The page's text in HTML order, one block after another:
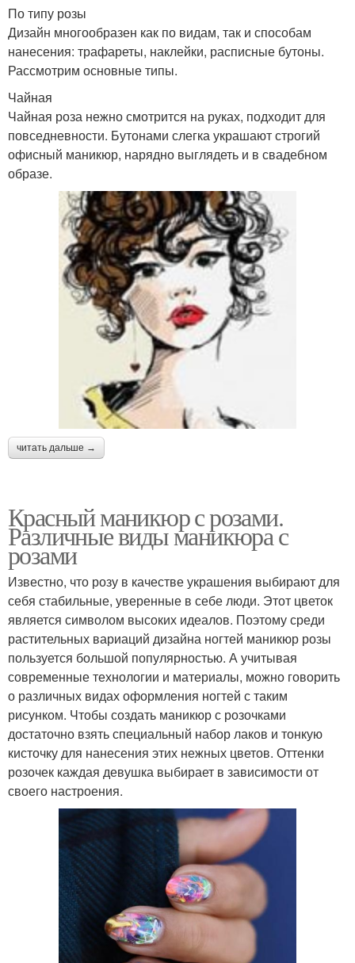
По типу розы
Дизайн многообразен как по видам, так и способам
нанесения: трафареты, наклейки, расписные бутоны.
Рассмотрим основные типы.
Чайная
Чайная роза нежно смотрится на руках, подходит для
повседневности. Бутонами слегка украшают строгий
офисный маникюр, нарядно выглядеть и в свадебном
образе.
читать дальше →
Красный маникюр с розами.
Различные виды маникюра с
розами
Известно, что розу в качестве украшения выбирают для
себя стабильные, уверенные в себе люди. Этот цветок
является символом высоких идеалов. Поэтому среди
растительных вариаций дизайна ногтей маникюр розы
пользуется большой популярностью. А учитывая
современные технологии и материалы, можно говорить
о различных видах оформления ногтей с таким
рисунком. Чтобы создать маникюр с розочками
достаточно взять специальный набор лаков и тонкую
кисточку для нанесения этих нежных цветов. Оттенки
розочек каждая девушка выбирает в зависимости от
своего настроения.